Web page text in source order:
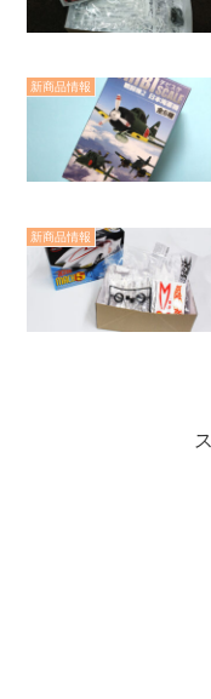
新商品情報
新商品情報